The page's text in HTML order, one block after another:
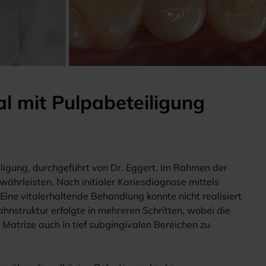
mit Pulpabeteiligung
durchgeführt von Dr. Eggert. Im Rahmen der
Nach initialer Kariesdiagnose mittels
vitalerhaltende Behandlung konnte nicht realisiert
erfolgte in mehreren Schritten, wobei die
auch in tief subgingivalen Bereichen zu